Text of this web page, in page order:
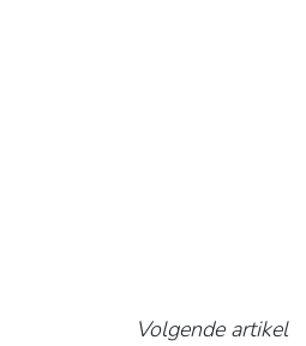
Volgende artikel